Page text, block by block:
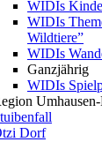
WIDIs
WIDIs
Wildtiere”
WIDIs
Ganzjährig
WIDIs
Dorf